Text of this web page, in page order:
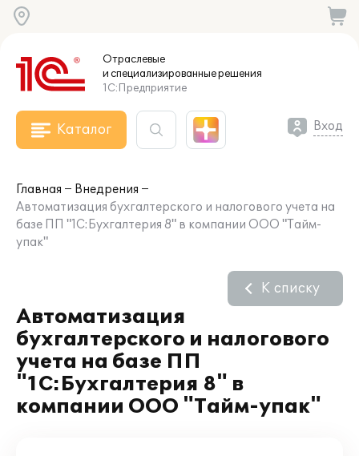
Отраслевые
и специализированныерешения
1С:Предприятие
Каталог Вход
Главная
Внедрения
Автоматизация бухгалтерского и налогового учета на
базе ПП "1С:Бухгалтерия 8" в компании ООО "Тайм-
упак"
Автоматизация
бухгалтерского и налогового
учета на базе ПП
"1С:Бухгалтерия 8" в
компании ООО "Тайм-упак"
К списку